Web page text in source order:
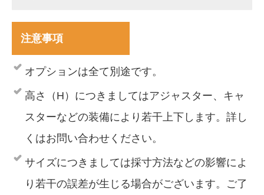
注意事項
オプションは全て別途です。
高さ（H）につきましてはアジャスター、キャ
スターなどの装備により若干上下します。詳し
くはお問い合わせください。
サイズにつきましては採寸方法などの影響によ
り若干の誤差が生じる場合がございます。ご了